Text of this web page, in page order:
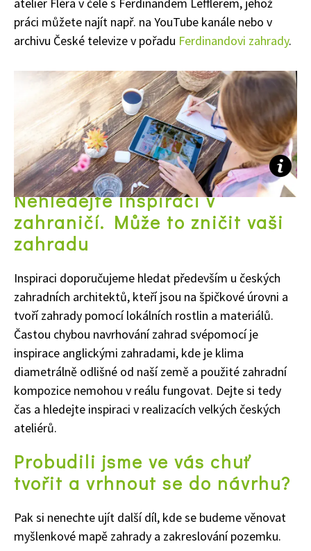
65 Kč
Objednat >
práci můžete najít např. na YouTube kanále nebo v
archivu České televize v pořadu Ferdinandovi zahrady.
Nehledejte inspiraci v
zahraničí. Může to zničit vaši
zahradu
Inspiraci doporučujeme hledat především u českých
zahradních architektů, kteří jsou na špičkové úrovni a
tvoří zahrady pomocí lokálních rostlin a materiálů.
Častou chybou navrhování zahrad svépomocí je
inspirace anglickými zahradami, kde je klima
diametrálně odlišné od naší země a použité zahradní
kompozice nemohou v reálu fungovat. Dejte si tedy
čas a hledejte inspiraci v realizacích velkých českých
ateliérů.
Probudili jsme ve vás chuť
tvořit a vrhnout se do návrhu?
Pak si nenechte ujít další díl, kde se budeme věnovat
myšlenkové mapě zahrady a zakreslování pozemku.